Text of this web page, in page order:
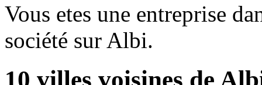
Vous etes une entreprise
société sur Albi.
10 villes voisines de